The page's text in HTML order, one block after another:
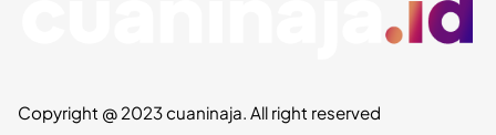
Copyright @ 2023 cuaninaja. All right reserved